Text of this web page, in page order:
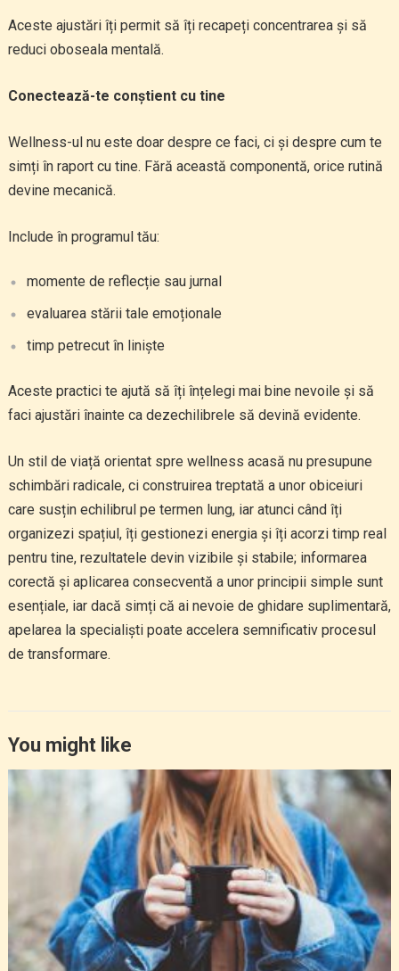
Aceste ajustări îți permit să îți recapeți concentrarea și să
reduci oboseala mentală.
Conectează-te conștient cu tine
Wellness-ul nu este doar despre ce faci, ci și despre cum te
simți în raport cu tine. Fără această componentă, orice rutină
devine mecanică.
Include în programul tău:
momente de reflecție sau jurnal
evaluarea stării tale emoționale
timp petrecut în liniște
Aceste practici te ajută să îți înțelegi mai bine nevoile și să
faci ajustări înainte ca dezechilibrele să devină evidente.
Un stil de viață orientat spre wellness acasă nu presupune
schimbări radicale, ci construirea treptată a unor obiceiuri
care susțin echilibrul pe termen lung, iar atunci când îți
organizezi spațiul, îți gestionezi energia și îți acorzi timp real
pentru tine, rezultatele devin vizibile și stabile; informarea
corectă și aplicarea consecventă a unor principii simple sunt
esențiale, iar dacă simți că ai nevoie de ghidare suplimentară,
apelarea la specialiști poate accelera semnificativ procesul
de transformare.
You might like